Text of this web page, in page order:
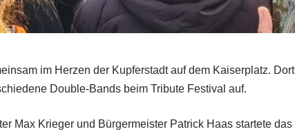
im Herzen der Kupferstadt auf dem Kaiserplatz. Dort
Double-Bands beim Tribute Festival auf.
Max Krieger und Bürgermeister Patrick Haas startete das